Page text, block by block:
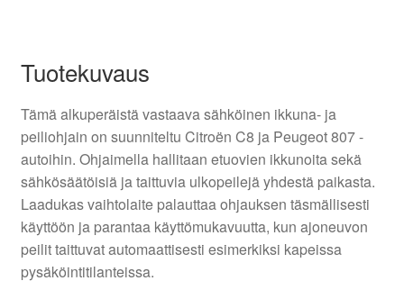
Tuotekuvaus
Tämä alkuperäistä vastaava sähköinen ikkuna- ja
peiliohjain on suunniteltu Citroën C8 ja Peugeot 807 -
autoihin. Ohjaimella hallitaan etuovien ikkunoita sekä
sähkösäätöisiä ja taittuvia ulkopeilejä yhdestä paikasta.
Laadukas vaihtolaite palauttaa ohjauksen täsmällisesti
käyttöön ja parantaa käyttömukavuutta, kun ajoneuvon
peilit taittuvat automaattisesti esimerkiksi kapeissa
pysäköintitilanteissa.